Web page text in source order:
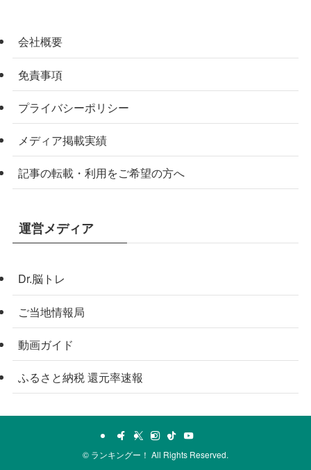
会社概要
免責事項
プライバシーポリシー
メディア掲載実績
記事の転載・利用をご希望の方へ
運営メディア
Dr.脳トレ
ご当地情報局
動画ガイド
ふるさと納税 還元率速報
© ランキングー！ All Rights Reserved.